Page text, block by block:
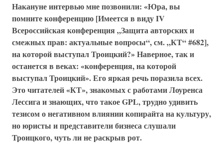
Накануне интервью мне позвонили: «Юра, вы
помните конференцию [Имеется в виду IV
Всероссийская конференция „Защита авторских и
смежных прав: актуальные вопросы“, см. „КТ“ #682],
на которой выступал Троицкий?» Наверное, так и
останется в веках: «конференция, на которой
выступал Троицкий». Его яркая речь поразила всех.
Это читателей «КТ», знакомых с работами Лоуренса
Лессига и знающих, что такое GPL, трудно удивить
тезисом о негативном влиянии копирайта на культуру,
но юристы и представители бизнеса слушали
Троицкого, чуть ли не раскрыв рот.